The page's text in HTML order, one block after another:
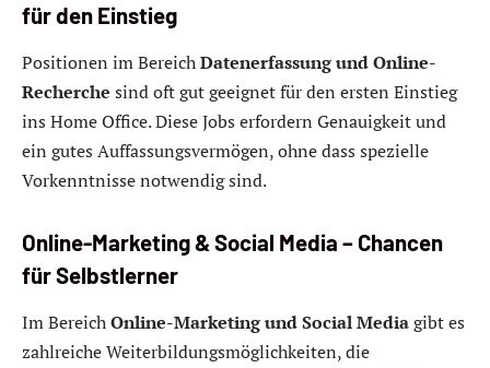
für den Einstieg
Positionen im BereichDatenerfassung und Online-
Recherche sind oft gut geeignet für den ersten Einstieg
ins Home Office. Diese Jobs erfordern Genauigkeit und
ein gutes Auffassungsvermögen, ohne dass spezielle
Vorkenntnisse notwendig sind.
Online-Marketing & Social Media – Chancen
für Selbstlerner
Im BereichOnline-Marketing und Social Mediagibt es
zahlreiche Weiterbildungsmöglichkeiten, die